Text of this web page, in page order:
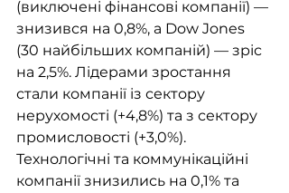
(виключені фінансові компанії) —
знизився на 0,8%, а Dow Jones
(30 найбільших компаній) — зріс
на 2,5%. Лідерами зростання
стали компанії із сектору
нерухомості (+4,8%) та з сектору
промисловості (+3,0%).
Технологічні та коммунікаційні
компанії знизились на 0,1% та